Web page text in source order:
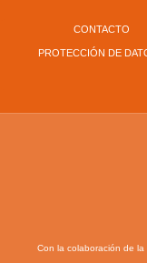
CONTACTO
PROTECCIÓN DE
Con la colaboración de la